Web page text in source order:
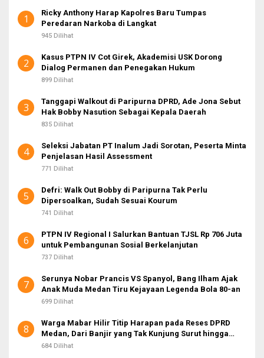
u
k
1
Ricky Anthony Harap Kapolres Baru Tumpas
Peredaran Narkoba di Langkat
945 Dilihat
2
Kasus PTPN IV Cot Girek, Akademisi USK Dorong
Dialog Permanen dan Penegakan Hukum
899 Dilihat
3
Tanggapi Walkout di Paripurna DPRD, Ade Jona Sebut
Hak Bobby Nasution Sebagai Kepala Daerah
835 Dilihat
4
Seleksi Jabatan PT Inalum Jadi Sorotan, Peserta Minta
Penjelasan Hasil Assessment
771 Dilihat
5
Defri: Walk Out Bobby di Paripurna Tak Perlu
Dipersoalkan, Sudah Sesuai Kourum
741 Dilihat
6
PTPN IV Regional I Salurkan Bantuan TJSL Rp 706 Juta
untuk Pembangunan Sosial Berkelanjutan
737 Dilihat
7
Serunya Nobar Prancis VS Spanyol, Bang Ilham Ajak
Anak Muda Medan Tiru Kejayaan Legenda Bola 80-an
699 Dilihat
8
Warga Mabar Hilir Titip Harapan pada Reses DPRD
Medan, Dari Banjir yang Tak Kunjung Surut hingga
Layanan IKD
684 Dilihat